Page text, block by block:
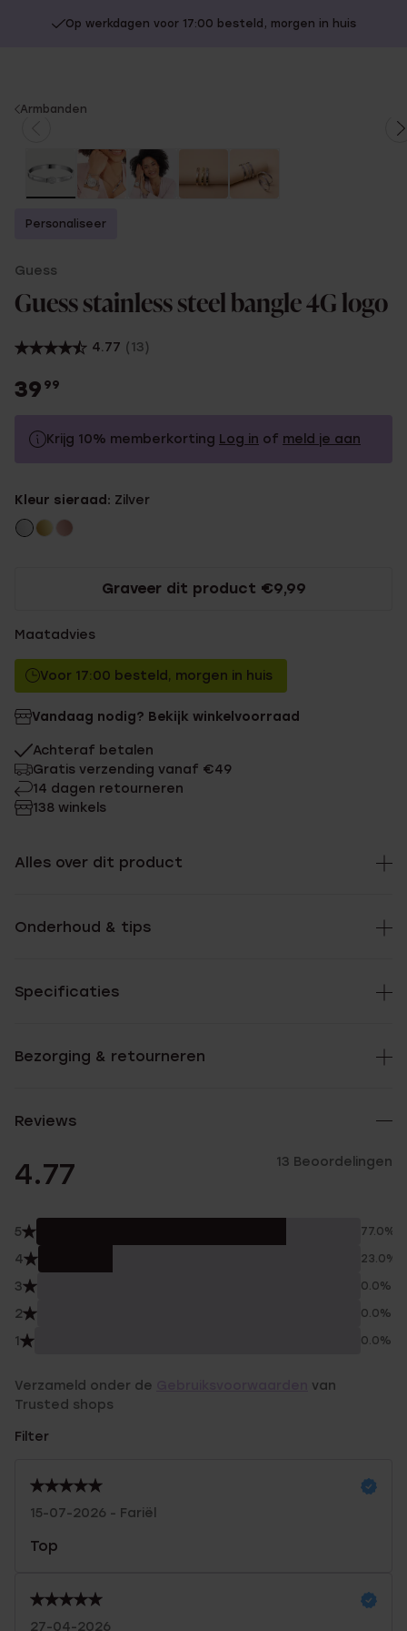
Op werkdagen voor 17:00 besteld, morgen in huis
You
Armbanden
Personaliseer
Guess
Guess stainless steel bangle 4G logo
4.77 (13)
39 99
Krijg 10% memberkorting Log in of meld je aan
Zonder memberkorting
Kleur sieraad: Zilver
Graveer dit product €9,99
Maatadvies
Voor 17:00 besteld, morgen in huis
Vandaag nodig? Bekijk winkelvoorraad
Achteraf betalen
Gratis verzending vanaf €49
14 dagen retourneren
138 winkels
Alles over dit product
Onderhoud & tips
Specificaties
Bezorging & retourneren
Reviews
4.77 13 Beoordelingen
5 77.0%
4 23.0%
3 0.0%
2 0.0%
1 0.0%
Verzameld onder de
van
Trusted shops
Filter
15-07-2026 - Fariël
Top
27-04-2026